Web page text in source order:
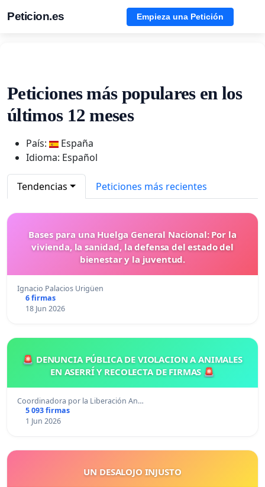
Peticion.es Empieza una Petición
Peticiones más populares en los
últimos 12 meses
País:
España
Idioma: Español
Tendencias Peticiones más recientes
Bases para una Huelga General Nacional: Por la
vivienda, la sanidad, la defensa del estado del
bienestar y la juventud.
Ignacio Palacios Urigüen
6 firmas
18 Jun 2026
🚨 DENUNCIA PÚBLICA DE VIOLACION A ANIMALES
EN ASERRÍ Y RECOLECTA DE FIRMAS 🚨
Coordinadora por la Liberación An…
5 093 firmas
1 Jun 2026
UN DESALOJO INJUSTO